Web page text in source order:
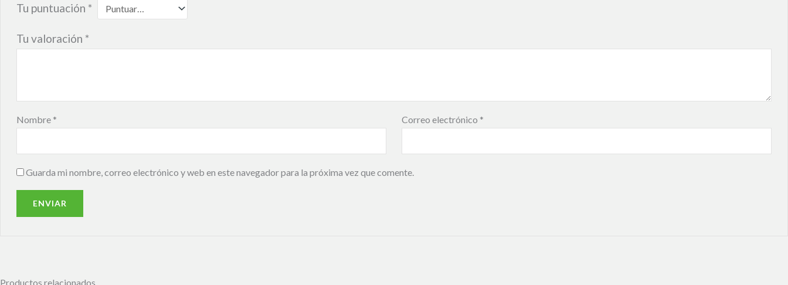
Tu puntuación *
Tu valoración *
Nombre * Correo electrónico *
Guarda mi nombre, correo electrónico y web en este navegador para la próxima vez que comente.
Productos relacionados